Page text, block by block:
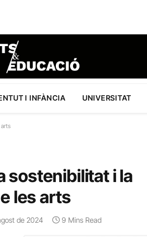
I INFÀNCIA UNIVERSITAT
arts
sostenibilitat i la
les arts
de 2024 9 Mins Read